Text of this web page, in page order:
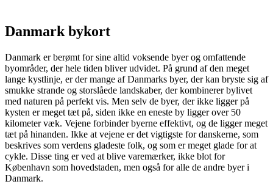
Danmark bykort
Danmark er berømt for sine altid voksende byer og omfattende
byområder, der hele tiden bliver udvidet. På grund af den meget
lange kystlinje, er der mange af Danmarks byer, der kan bryste sig af
smukke strande og storslåede landskaber, der kombinerer bylivet
med naturen på perfekt vis. Men selv de byer, der ikke ligger på
kysten er meget tæt på, siden ikke en eneste by ligger over 50
kilometer væk. Vejene forbinder byerne effektivt, og de ligger meget
tæt på hinanden. Ikke at vejene er det vigtigste for danskerne, som
beskrives som verdens gladeste folk, og som er meget glade for at
cykle. Disse ting er ved at blive varemærker, ikke blot for
København som hovedstaden, men også for alle de andre byer i
Danmark.